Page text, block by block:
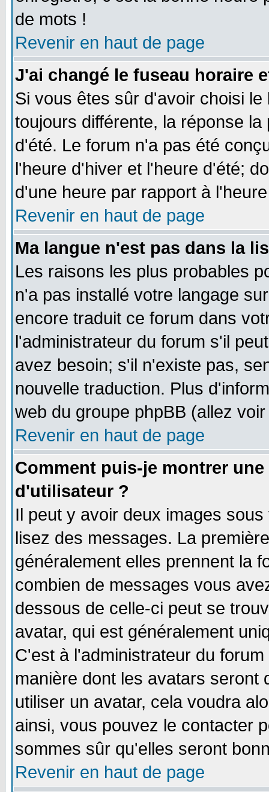
de mots !
Revenir en haut de page
J'ai changé le fuseau horaire
Si vous êtes sûr d'avoir choisi
toujours différente, la réponse
d'été. Le forum n'a pas été
l'heure d'hiver et l'heure d'été;
d'une heure par rapport à
Revenir en haut de page
Ma langue n'est pas dans la
Les raisons les plus probables
n'a pas installé votre langage
encore traduit ce forum dans
l'administrateur du forum s'il
avez besoin; s'il n'existe pas,
nouvelle traduction. Plus
web du groupe phpBB (allez
Revenir en haut de page
Comment puis-je montrer
d'utilisateur ?
Il peut y avoir deux images
lisez des messages. La
généralement elles prennent la
combien de messages vous
dessous de celle-ci peut se
avatar, qui est généralement
C'est à l'administrateur du
manière dont les avatars seront
utiliser un avatar, cela voudra
ainsi, vous pouvez le contacter
sommes sûr qu'elles seront
Revenir en haut de page